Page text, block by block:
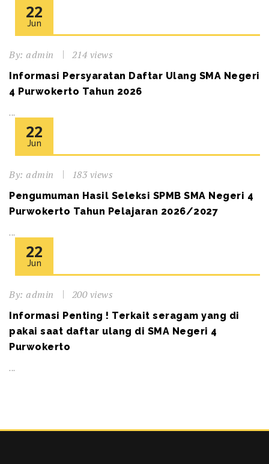
22
Jun
By: admin 214 views
Informasi Persyaratan Daftar Ulang SMA Negeri
4 Purwokerto Tahun 2026
...
22
Jun
By: admin 183 views
Pengumuman Hasil Seleksi SPMB SMA Negeri 4
Purwokerto Tahun Pelajaran 2026/2027
...
22
Jun
By: admin 200 views
Informasi Penting ! Terkait seragam yang di
pakai saat daftar ulang di SMA Negeri 4
Purwokerto
...